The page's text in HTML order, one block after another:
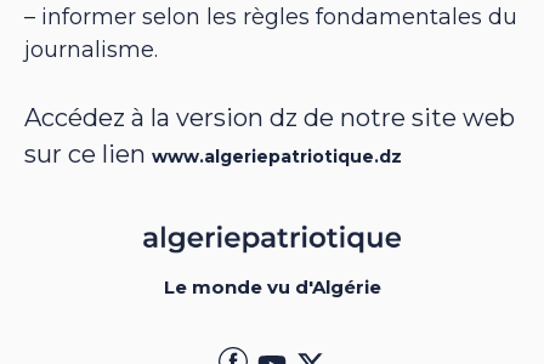
– informer selon les règles fondamentales du
journalisme.
Accédez à la version dz de notre site web
sur ce lien www.algeriepatriotique.dz
Le monde vu d'Algérie